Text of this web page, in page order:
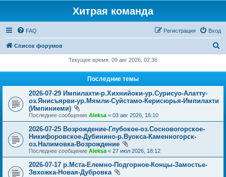
Хитрая команда
FAQ Вход
Регистрация
Список форумов
Текущее время: 09 авг 2026, 02:36
Последние темы
2026-07-29 Импилахти-р.Хихнийоки-ур.Сурисуо-Алатту-
оз.Янисъярви-ур.Мямли-Суйстамо-Керисюрья-Импилахти
(Импиниеми)
Последнее сообщение Aleksa « 03 авг 2026, 16:10
2026-07-25 Возрождение-Глубокое-оз.Сосновогорское-
Никифоровское-Дубинино-р.Вуокса-Каменногорск-
оз.Налимовка-Возрождение
Последнее сообщение Aleksa « 27 июл 2026, 18:12
2026-07-17 р.Мста-Елемно-Подгорное-Концы-Замостье-
Звхожка-Новая-Дубровка